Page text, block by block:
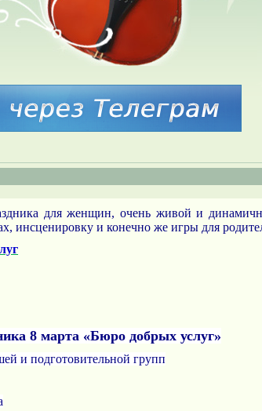
для женщин, очень живой и
инсценировку и конечно же игры для
8 марта «Бюро добрых услуг»
и подготовительной групп